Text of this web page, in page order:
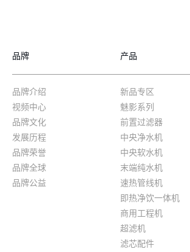
品牌 产品
品牌介绍
视频中心
品牌文化
发展历程
品牌荣誉
品牌全球
品牌公益
新品专区
魅影系列
前置过滤器
中央净水机
中央软水机
末端纯水机
速热管线机
即热净饮一体机
商用工程机
超滤机
滤芯配件